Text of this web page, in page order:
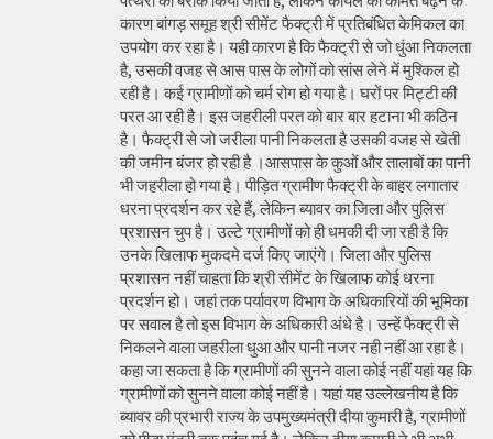
कारण बांगड़ समूह श्री सीमेंट फैक्ट्री में प्रतिबंधित केमिकल का
उपयोग कर रहा है। यही कारण है कि फैक्ट्री से जो धुंआ निकलता
है, उसकी वजह से आस पास के लोगों को सांस लेने में मुश्किल हो
रही है। कई ग्रामीणों को चर्म रोग हो गया है। घरों पर मिट्टी की
परत आ रही है। इस जहरीली परत को बार बार हटाना भी कठिन
है। फैक्ट्री से जो जरीला पानी निकलता है उसकी वजह से खेती
की जमीन बंजर हो रही है ।आसपास के कुओं और तालाबों का पानी
भी जहरीला हो गया है। पीड़ित ग्रामीण फैक्ट्री के बाहर लगातार
धरना प्रदर्शन कर रहे हैं, लेकिन ब्यावर का जिला और पुलिस
प्रशासन चुप है। उल्टे ग्रामीणों को ही धमकी दी जा रही है कि
उनके खिलाफ मुकदमे दर्ज किए जाएंगे। जिला और पुलिस
प्रशासन नहीं चाहता कि श्री सीमेंट के खिलाफ कोई धरना
प्रदर्शन हो। जहां तक पर्यावरण विभाग के अधिकारियों की भूमिका
पर सवाल है तो इस विभाग के अधिकारी अंधे है। उन्हें फैक्ट्री से
निकलने वाला जहरीला धुआ और पानी नजर नही नहीं आ रहा है।
कहा जा सकता है कि ग्रामीणों की सुनने वाला कोई नहीं यहां यह कि
ग्रामीणों को सुनने वाला कोई नहीं है। यहां यह उल्लेखनीय है कि
ब्यावर की प्रभारी राज्य के उपमुख्यमंत्री दीया कुमारी है, ग्रामीणों